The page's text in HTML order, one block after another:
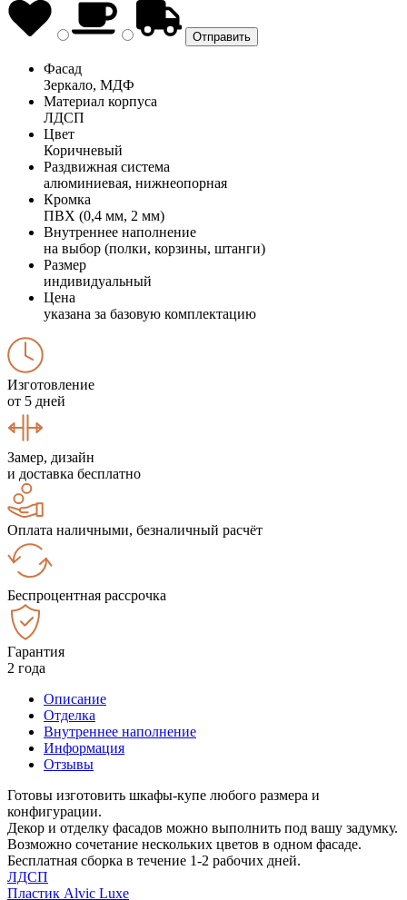
Фасад
Зеркало, МДФ
Материал корпуса
ЛДСП
Цвет
Коричневый
Раздвижная система
алюминиевая, нижнеопорная
Кромка
ПВХ (0,4 мм, 2 мм)
Внутреннее наполнение
на выбор (полки, корзины, штанги)
Размер
индивидуальный
Цена
указана за базовую комплектацию
Изготовление
от 5 дней
Замер, дизайн
и доставка бесплатно
Оплата наличными, безналичный расчёт
Беспроцентная рассрочка
Гарантия
2 года
Описание
Отделка
Внутреннее наполнение
Информация
Отзывы
Готовы изготовить шкафы-купе любого размера и
конфигурации.
Декор и отделку фасадов можно выполнить под вашу задумку.
Возможно сочетание нескольких цветов в одном фасаде.
Бесплатная сборка в течение 1-2 рабочих дней.
ЛДСП
Пластик Alvic Luxe